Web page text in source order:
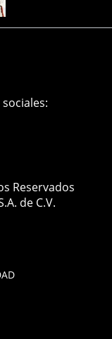
Reservados
de C.V.